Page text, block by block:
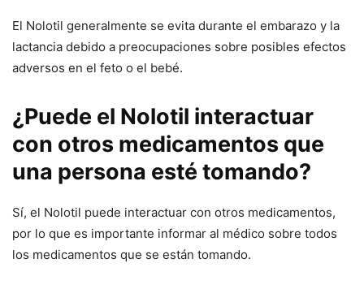
El Nolotil generalmente se evita durante el embarazo y la
lactancia debido a preocupaciones sobre posibles efectos
adversos en el feto o el bebé.
¿Puede el Nolotil interactuar
con otros medicamentos que
una persona esté tomando?
Sí, el Nolotil puede interactuar con otros medicamentos,
por lo que es importante informar al médico sobre todos
los medicamentos que se están tomando.